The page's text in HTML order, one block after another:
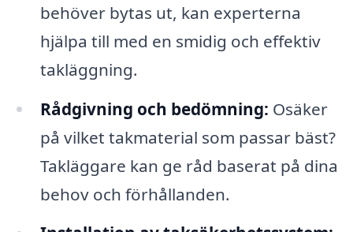
behöver bytas ut, kan experterna
hjälpa till med en smidig och effektiv
takläggning.
Rådgivning och bedömning: Osäker
på vilket takmaterial som passar bäst?
Takläggare kan ge råd baserat på dina
behov och förhållanden.